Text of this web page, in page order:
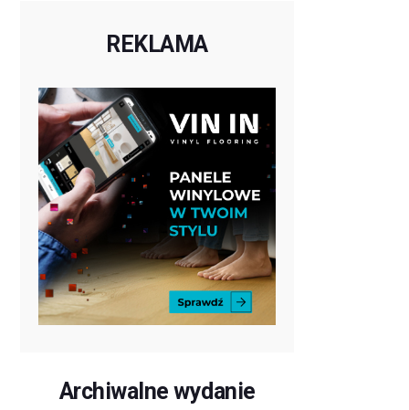
REKLAMA
Archiwalne wydanie